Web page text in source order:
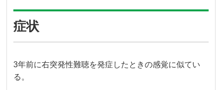
症状
3年前に右突発性難聴を発症したときの感覚に似てい
る。